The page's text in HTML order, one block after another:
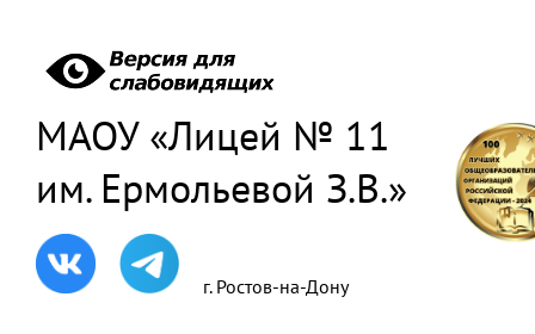
МАОУ «Лицей № 11
им. Ермольевой З.В.»
г. Ростов-на-Дону